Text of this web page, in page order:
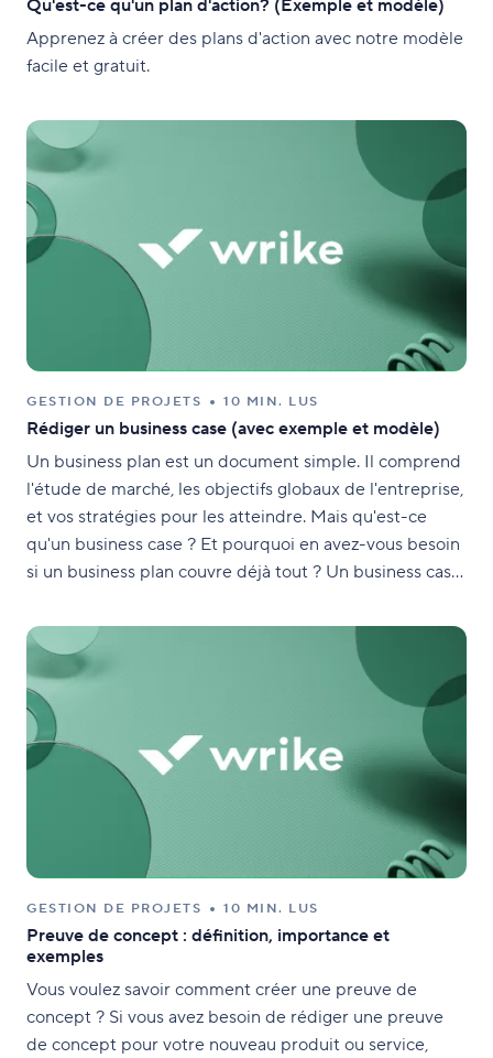
Qu'est-ce qu'un plan d'action? (Exemple et modèle)
Apprenez à créer des plans d'action avec notre modèle
facile et gratuit.
GESTION DE PROJETS 10 MIN. LUS
Rédiger un business case (avec exemple et modèle)
Un business plan est un document simple. Il comprend
l'étude de marché, les objectifs globaux de l'entreprise,
et vos stratégies pour les atteindre. Mais qu'est-ce
qu'un business case ? Et pourquoi en avez-vous besoin
si un business plan couvre déjà tout ? Un business case
pouvez le résoudre.
GESTION DE PROJETS 10 MIN. LUS
Preuve de concept : définition, importance et
exemples
Vous voulez savoir comment créer une preuve de
concept ? Si vous avez besoin de rédiger une preuve
de concept pour votre nouveau produit ou service,